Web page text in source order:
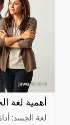
أهمية لغة
لغة الجسد: